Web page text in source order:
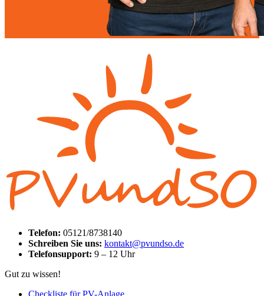
Telefon: 05121/8738140
Schreiben Sie uns: kontakt@pvundso.de
Telefonsupport: 9 – 12 Uhr
Gut zu wissen!
Checkliste für PV-Anlage